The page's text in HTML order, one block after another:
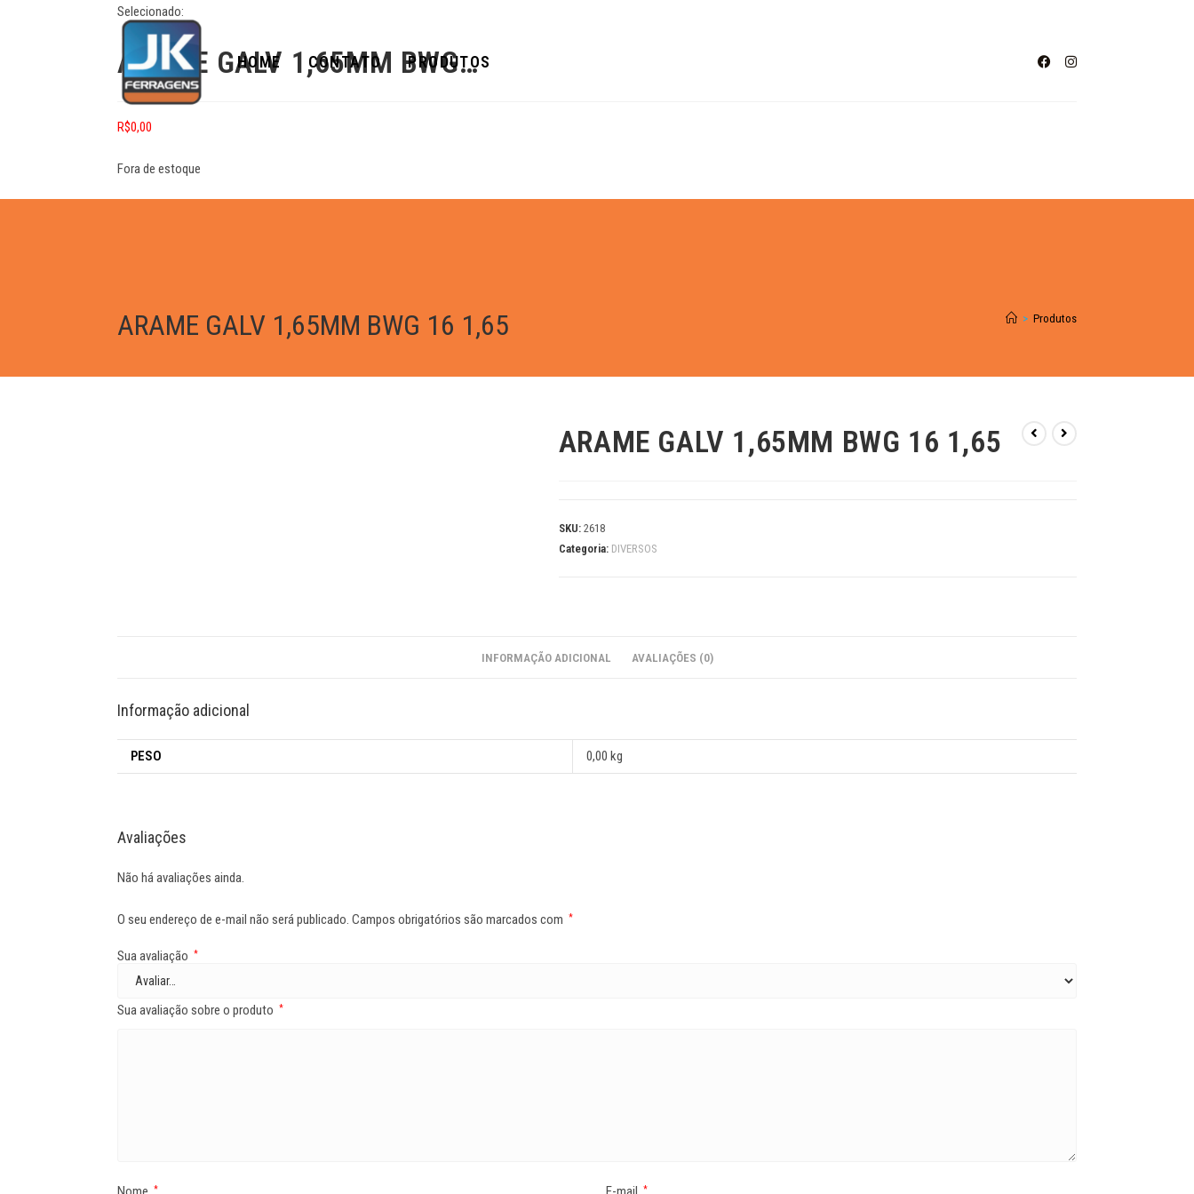
HOME CONTATO PRODUTOS
Selecionado:
ARAME GALV 1,65MM BWG…
R$0,00
Fora de estoque
ARAME GALV 1,65MM BWG 16 1,65 > Produtos
ARAME GALV 1,65MM BWG 16 1,65
SKU: 2618
Categoria: DIVERSOS
INFORMAÇÃO ADICIONAL AVALIAÇÕES (0)
Informação adicional
PESO 0,00 kg
Avaliações
Não há avaliações ainda.
O seu endereço de e-mail não será publicado. Campos obrigatórios são marcados com *
Sua avaliação *
Sua avaliação sobre o produto *
* *